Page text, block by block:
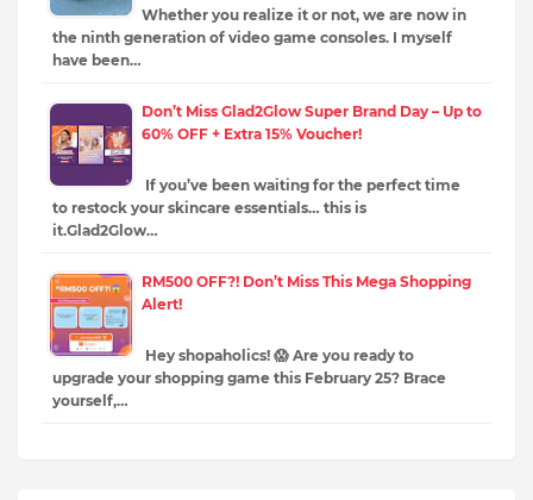
Whether you realize it or not, we are now in
the ninth generation of video game consoles. I myself
have been…
Don’t Miss Glad2Glow Super Brand Day – Up to
60% OFF + Extra 15% Voucher!
If you’ve been waiting for the perfect time
to restock your skincare essentials… this is
it.Glad2Glow…
RM500 OFF?! Don’t Miss This Mega Shopping
Alert!
Hey shopaholics! 😱 Are you ready to
upgrade your shopping game this February 25? Brace
yourself,…